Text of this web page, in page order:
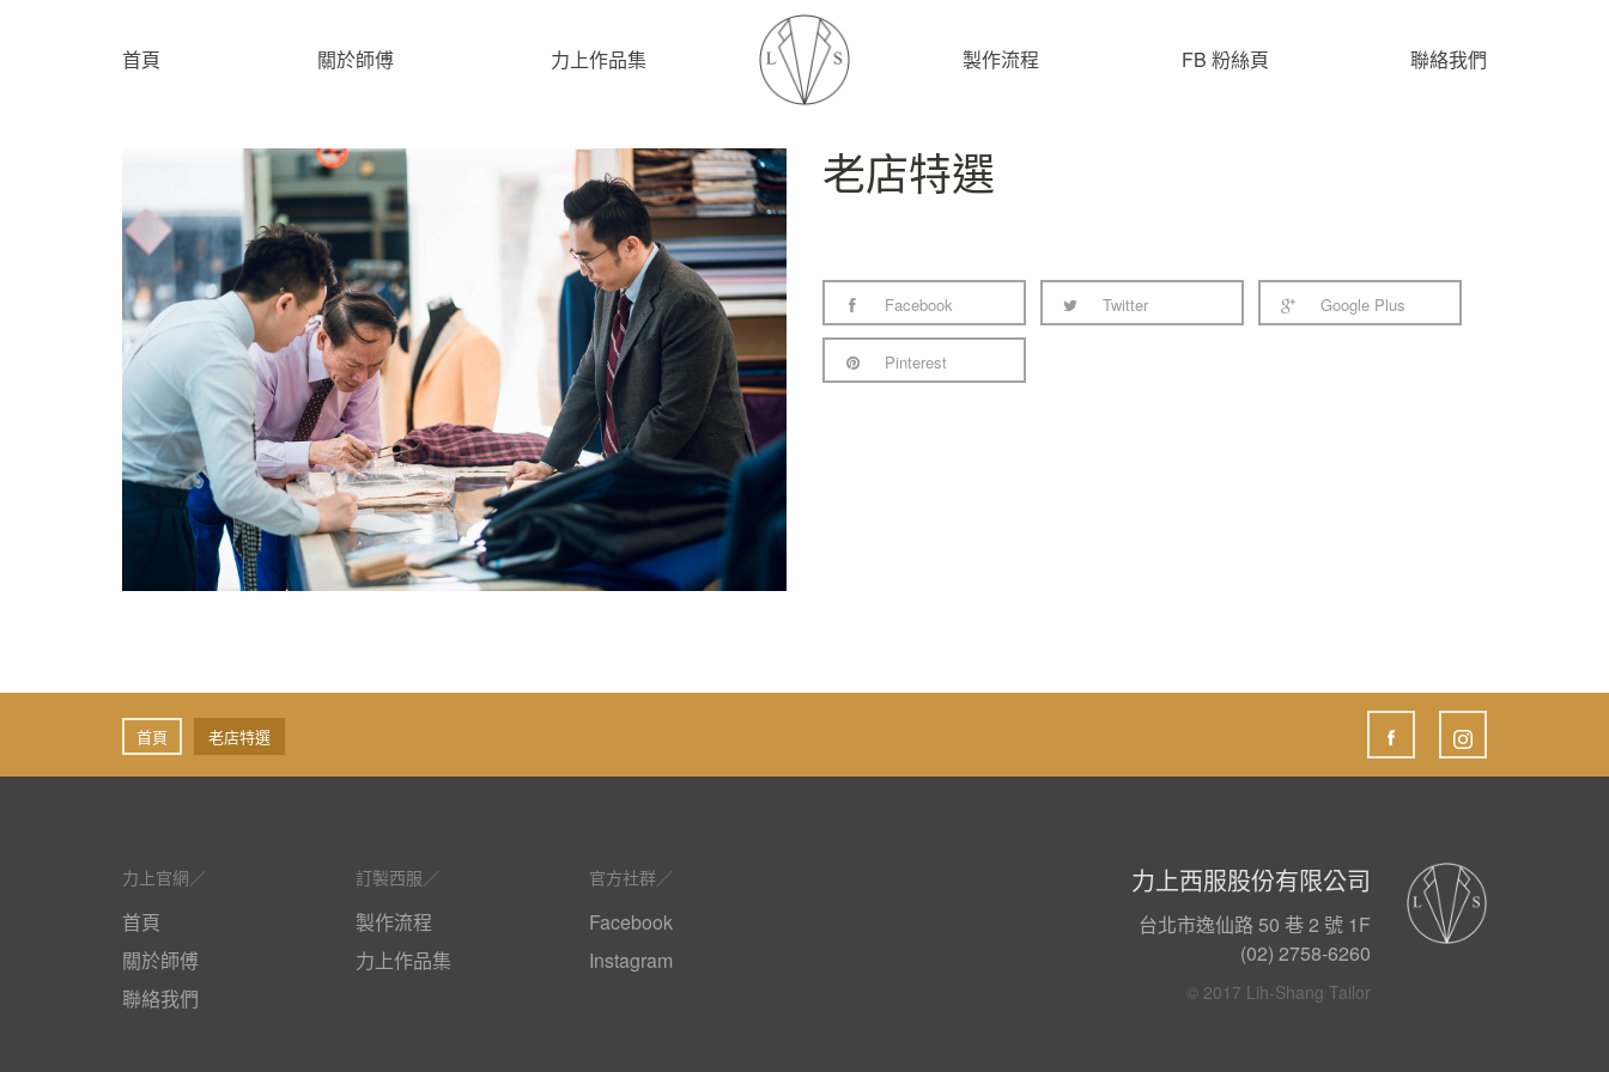
首頁 關於師傅 力上作品集 製作流程 FB 粉絲頁 聯絡我們
老店特選
Facebook Twitter Google Plus
Pinterest
首頁 老店特選
力上官網
首頁
關於師傅
聯絡我們
訂製西服
製作流程
力上作品集
官方社群
Facebook
Instagram
力上西服股份有限公司
台北市逸仙路 50 巷 2 號 1F
(02) 2758-6260
© 2017 Lih-Shang Tailor